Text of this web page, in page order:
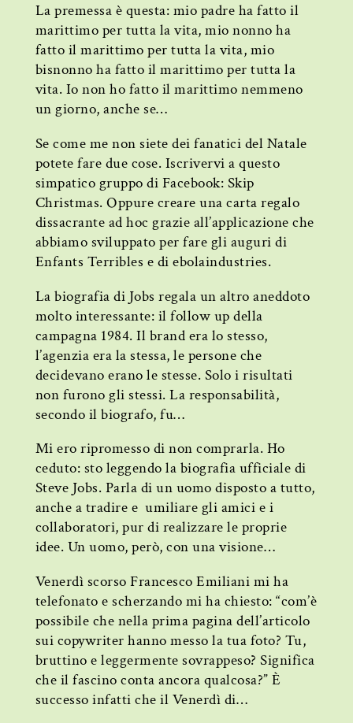
La premessa è questa: mio padre ha fatto il
marittimo per tutta la vita, mio nonno ha
fatto il marittimo per tutta la vita, mio
bisnonno ha fatto il marittimo per tutta la
vita. Io non ho fatto il marittimo nemmeno
un giorno, anche se…
Se come me non siete dei fanatici del Natale
potete fare due cose. Iscrivervi a questo
simpatico gruppo di Facebook: Skip
Christmas. Oppure creare una carta regalo
dissacrante ad hoc grazie all’applicazione che
abbiamo sviluppato per fare gli auguri di
Enfants Terribles e di ebolaindustries.
La biografia di Jobs regala un altro aneddoto
molto interessante: il follow up della
campagna 1984. Il brand era lo stesso,
l’agenzia era la stessa, le persone che
decidevano erano le stesse. Solo i risultati
non furono gli stessi. La responsabilità,
secondo il biografo, fu…
Mi ero ripromesso di non comprarla. Ho
ceduto: sto leggendo la biografia ufficiale di
Steve Jobs. Parla di un uomo disposto a tutto,
anche a tradire e umiliare gli amici e i
collaboratori, pur di realizzare le proprie
idee. Un uomo, però, con una visione…
Venerdì scorso Francesco Emiliani mi ha
telefonato e scherzando mi ha chiesto: “com’è
possibile che nella prima pagina dell’articolo
sui copywriter hanno messo la tua foto? Tu,
bruttino e leggermente sovrappeso? Significa
che il fascino conta ancora qualcosa?” È
successo infatti che il Venerdì di…